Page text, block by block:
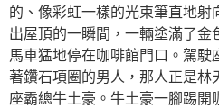
的、像彩虹一樣的光束筆直地
出屋頂的一瞬間，一輛塗滿了
馬車猛地停在咖啡館門口。駕
著鑽石項圈的男人，那人正是
座霸總牛土豪。牛土豪一腳踢開